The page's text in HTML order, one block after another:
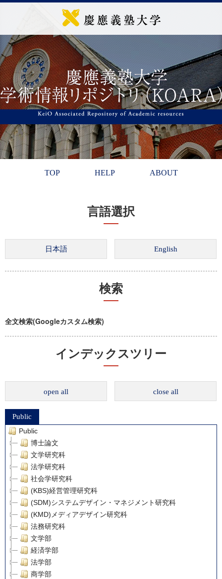
TOP HELP ABOUT
言語選択
検索
全文検索(Googleカスタム検索)
インデックスツリー
open all close all
Public
Public
博士論文
文学研究科
法学研究科
社会学研究科
(KBS)経営管理研究科
(SDM)システムデザイン・マネジメント研究科
(KMD)メディアデザイン研究科
法務研究科
文学部
経済学部
法学部
商学部